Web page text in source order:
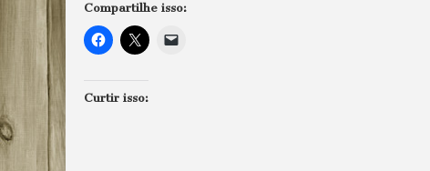
Compartilhe isso:
Curtir isso: